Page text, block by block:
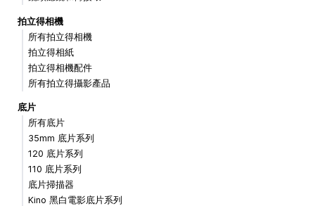
拍立得相機
所有拍立得相機
拍立得相紙
拍立得相機配件
所有拍立得攝影產品
底片
所有底片
35mm 底片系列
120 底片系列
110 底片系列
底片掃描器
Kino 黑白電影底片系列